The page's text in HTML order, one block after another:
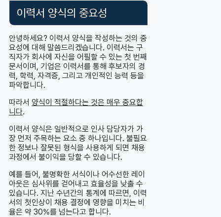
이력서 양식의 중요성
안녕하세요? 이력서 양식을 작성하는 것의 중
요성에 대해 말씀드리겠습니다. 이력서는 구
직자가 회사에 자신을 어필할 수 있는 첫 번째
문서이며, 기업은 이력서를 통해 후보자의 경
력, 학력, 자격증, 그리고 개인적인 능력 등을
파악합니다.
따라서 양식이 적절하다는 것은 매우 중요합
니다.
이력서 양식은 일반적으로 인사 담당자가 가
장 먼저 주목하는 요소 중 하나입니다. 불필요
한 정보나 잘못된 형식을 사용하게 되면 채용
과정에서 불이익을 당할 수 있습니다.
예를 들어, 불명확한 서식이나 어수선한 레이
아웃은 심사위를 걷어내고 효율성을 낮출 수
있습니다. 지난 수년간의 통계에 따르면, 이력
서의 첫인상이 채용 결정에 영향을 미치는 비
율은 약 30%를 넘는다고 합니다.